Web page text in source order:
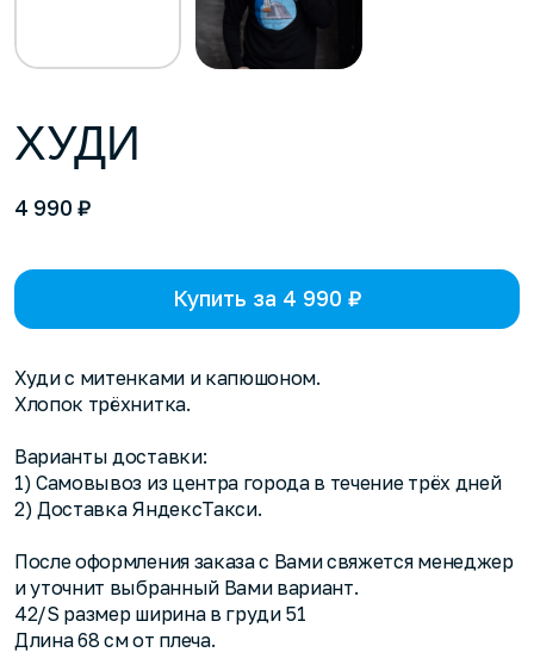
ХУДИ
4 990 ₽
Купить за 4 990 ₽
Худи с митенками и капюшоном.
Хлопок трёхнитка.
Варианты доставки:
1) Самовывоз из центра города в течение трёх дней
2) Доставка ЯндексТакси.
После оформления заказа с Вами свяжется менеджер
и уточнит выбранный Вами вариант.
42/S размер ширина в груди 51
Длина 68 см от плеча.